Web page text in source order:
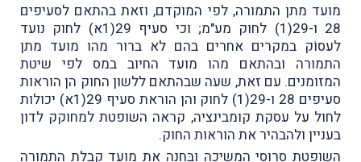
מועד מתן התמורה, לפי המוקדם, וזאת בהתאם לסעיפים
28 ו-29(1) לחוק מע"מ; וכי סעיף 29(1א) לחוק נועד
לעסוֹק במקרים אחרים בהם לא ברור מהו מועד מתן
התמורה ובהתאם מהו מועד החיוב במס לפי שיטת
המזומנים. עם זאת, שעה שבהתאם ללשון החוק הן הוראות
סעיפים 28 ו-29(1) לחוק והן הוראת סעיף 29(1א) יכולות
לחול על עסקת קומבינציה, קראה השופטת למחוקק לדון
בעניין ולהבהיר את הוראות החוק.
השופטת סרוסי הִמשיכה ובָּחנה את מועד קבלת התמורה